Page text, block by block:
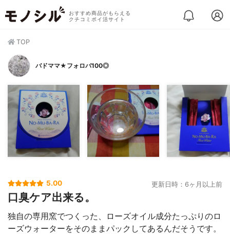
おすすめ商品がもらえる
クチコミポイ活サイト
TOP
バドママ★フォロバ100◎
5.00 更新日時：6ヶ月以上前
口臭ケア出来る。
独自の専用窯でつくった、ローズオイル成分たっぷりのロ
ーズウォーターをそのままパックしてあるんだそうです。